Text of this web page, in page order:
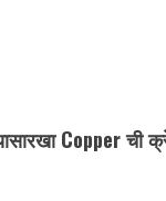
Copper ची